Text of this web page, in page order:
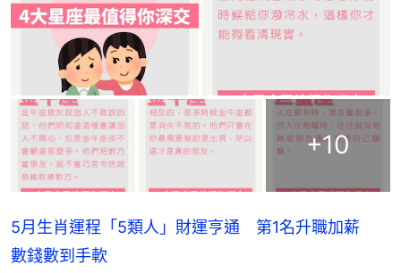
+10
5月生肖運程「5類人」財運亨通 第1名升職加薪
數錢數到手軟